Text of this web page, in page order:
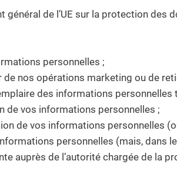
général de l’UE sur la protection
personnelles ;
de nos opérations marketing ou de
des informations
de vos informations personnelles ;
de vos informations personnelles
personnelles (mais, dans
auprès de l’autorité chargée de la